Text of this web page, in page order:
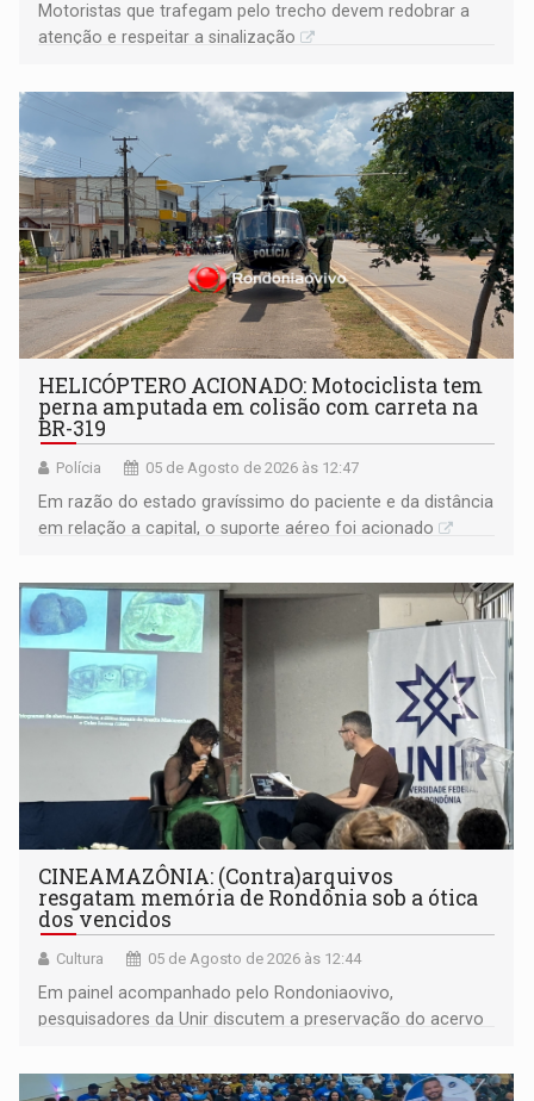
​Motoristas que trafegam pelo trecho devem redobrar a
atenção e respeitar a sinalização
HELICÓPTERO ACIONADO: Motociclista tem
perna amputada em colisão com carreta na
BR-319
Polícia 05 de Agosto de 2026 às 12:47
Em razão do estado gravíssimo do paciente e da distância
em relação a capital, o suporte aéreo foi acionado
CINEAMAZÔNIA: (Contra)arquivos
resgatam memória de Rondônia sob a ótica
dos vencidos
Cultura 05 de Agosto de 2026 às 12:44
Em painel acompanhado pelo Rondoniaovivo,
pesquisadores da Unir discutem a preservação do acervo
memória como bússola para o futuro